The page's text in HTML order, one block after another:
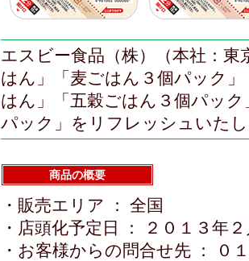
エスビー食品（株）（本社：
はん」「麦ごはん３個パック
はん」「五穀ごはん３個パッ
パック」をリフレッシュいた
商品の概要
・販売エリア ： 全国
・店頭化予定日 ： ２０１３年
・お客様からの問合せ先 ： ０